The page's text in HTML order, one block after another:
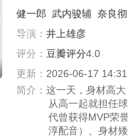
健一郎 武内骏辅 奈良彻
导演： 井上雄彦
评分： 豆瓣评分4.0
更新： 2026-06-17 14:31
简介： 这一天，身材高大
从高一起就担任
代曾获得MVP荣
淳配音）、身材